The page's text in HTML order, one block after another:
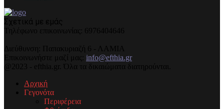
Σχετικά με εμάς
Τηλέφωνo επικοινωνίας: 6976404646
Διεύθυνση: Παπακυριαζή 6 - ΛΑΜΙΑ
Επικοινωνήστε μαζί μας: info@efthia.gr
@2023 - efthia.gr. Όλα τα δικαιώματα διατηρούνται.
Αρχική
Γεγονότα
Περιφέρεια